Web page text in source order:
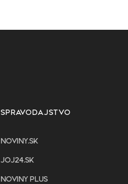
SPRAVODAJSTVO
NOVINY.SK
JOJ24.SK
NOVINY PLUS